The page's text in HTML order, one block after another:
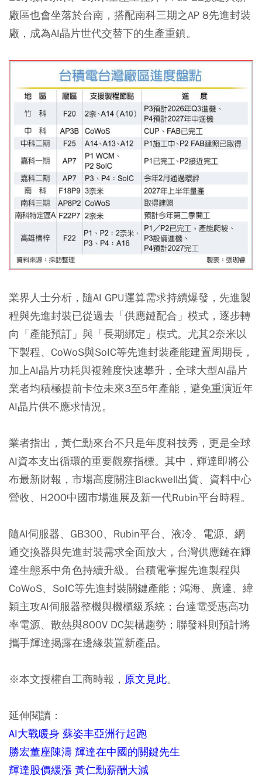
廠區也會坐落於台南，搭配南科三期之AP 8先進封裝
廠，成為AI晶片世代交替下的生產重鎮。
業界人士分析，隨AI GPU運算需求持續爆發，先進製
程與先進封裝已從過去「供應鏈配合」模式，逐步轉
向「產能預訂」與「長期綁定」模式。尤其2奈米以
下製程、CoWoS與SoIC等先進封裝產能建置周期長，
加上AI晶片功耗與複雜度快速攀升，全球大型AI晶片
業者均積極提前卡位未來3至5年產能，避免重演近年
AI晶片供不應求情況。
業者指出，黃仁勳來台不只是年度科技秀，更是全球
AI資本支出循環的重要觀察指標。其中，輝達即將公
布最新財報，市場高度關注Blackwell出貨、資料中心
營收、H200中國市場進展及新一代Rubin平台時程。
隨AI伺服器、GB300、Rubin平台、液冷、電源、網
通交換器與先進封裝需求全面放大，台灣供應鏈在輝
達生態系中角色持續升級。台積電掌握先進製程與
CoWoS、SoIC等先進封裝關鍵產能；鴻海、廣達、緯
穎主攻AI伺服器整機與機櫃級系統；台達電受惠高功
率電源、散熱與800V DC架構趨勢；聯發科則預計將
攜手輝達揭露在邊緣裝置新產品。
※本文授權自工商時報， 原文見此。
延伸閱讀：
AI大戰暖身 蘇姿丰亞洲行起跑
勝宏董座陳濤 輝達在中國的關鍵先生
輝達股價緩漲 黃仁勳薪酬大減